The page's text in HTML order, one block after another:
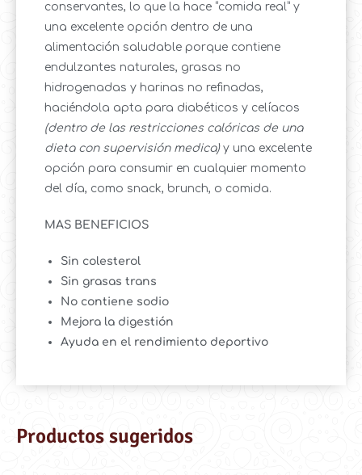
conservantes, lo que la hace “comida real” y
una excelente opción dentro de una
alimentación saludable porque contiene
endulzantes naturales, grasas no
hidrogenadas y harinas no refinadas,
haciéndola apta para diabéticos y celíacos
(dentro de las restricciones calóricas de una
dieta con supervisión medica) y una excelente
opción para consumir en cualquier momento
del día, como snack, brunch, o comida.
MAS BENEFICIOS
Sin colesterol
Sin grasas trans
No contiene sodio
Mejora la digestión
Ayuda en el rendimiento deportivo
Productos sugeridos